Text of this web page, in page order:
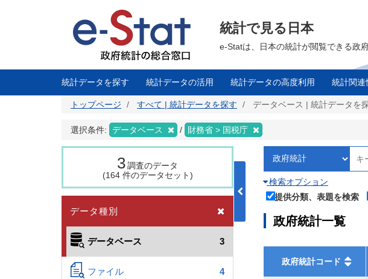
に
統計で見る日本
e-Statは、日本の統計が閲覧できる政
統計データを探す 統計データの活用 統計データの高度利用 統計関連
トップページ すべて | 統計データを探す データベース | 統計データを
選択条件: データベース 財務省 > 国税庁
3調査のデータ
(164 件のデータセット)
データ種別
データベース 3
ファイル 4
検索オプション
提供分類、表題を検索
政府統計一覧
政府統計コード